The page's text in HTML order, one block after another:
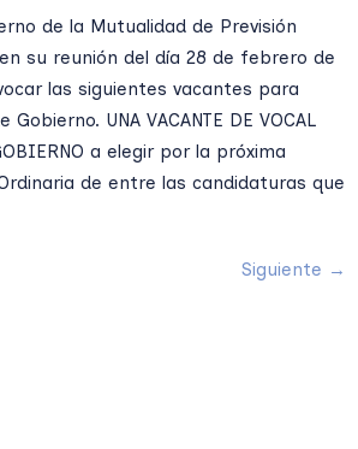
de la Mutualidad de Previsión
su reunión del día 28 de febrero de
las siguientes vacantes para
UNA VACANTE DE VOCAL
a elegir por la próxima
de entre las candidaturas que
Siguiente →